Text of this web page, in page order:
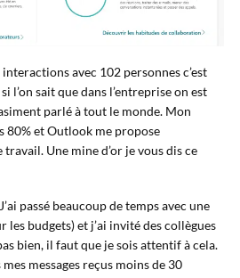
interactions avec 102 personnes c’est
l’on sait que dans l’entreprise on est
parlé à tout le monde. Mon
et Outlook me propose
Une mine d’or je vous dis ce
passé beaucoup de temps avec une
les budgets) et j’ai invité des collègues
bien, il faut que je sois attentif à cela.
messages reçus moins de 30